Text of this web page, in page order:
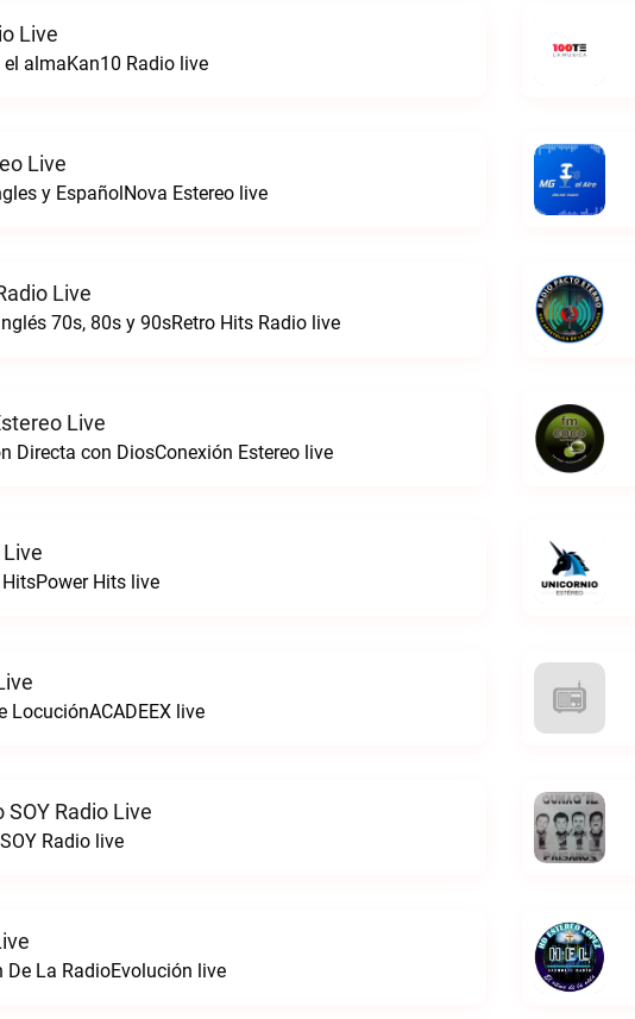
Live
almaKan10 Radio live
Live
y EspañolNova Estereo live
Live
70s, 80s y 90sRetro Hits Radio live
Live
Directa con DiosConexión Estereo live
Hits live
LocuciónACADEEX live
Radio Live
Radio live
De La RadioEvolución live